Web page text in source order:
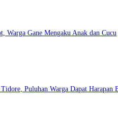
Warga Gane Mengaku Anak dan Cucu
Puluhan Warga Dapat Harapan